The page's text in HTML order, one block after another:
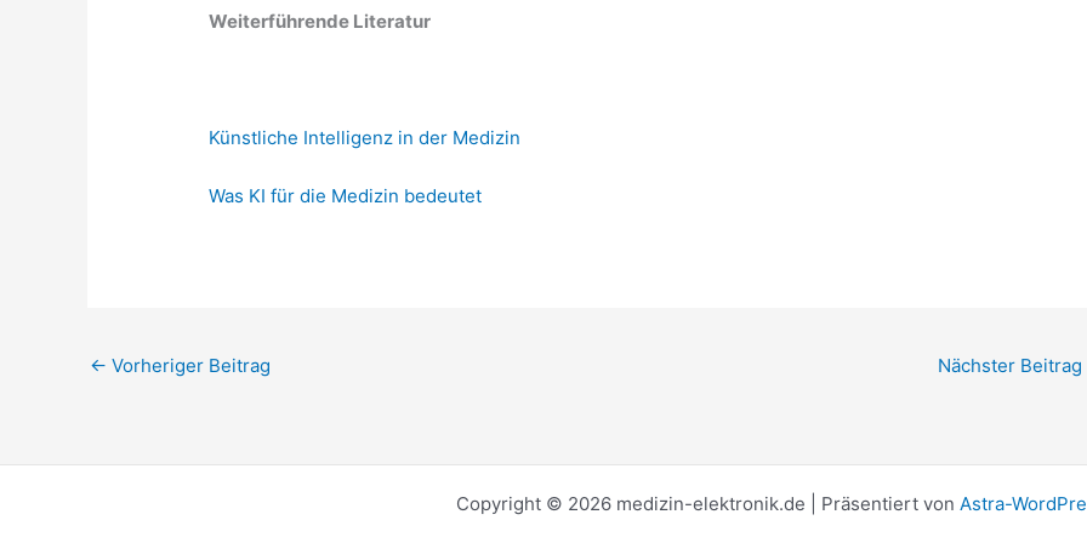
Weiterführende Literatur
Künstliche Intelligenz in der Medizin
Was KI für die Medizin bedeutet
← Vorheriger Beitrag Nächster Beitrag
Copyright © 2026 medizin-elektronik.de | Präsentiert von Astra-